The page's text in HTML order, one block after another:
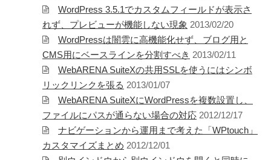
WordPress 3.5.1でカスタムフィールドが表示さ
れず、プレビューが機能しない現象 2013/02/20
WordPressは闇雲に高機能化せず、ブログ用と
CMS用にベースラインを分割すべき 2013/02/11
WebARENA SuiteXの共用SSLを使うにはシンボ
リックリンクを張る 2013/01/07
WebARENA SuiteXにWordPressを複数設置し、
ファイルにパスが通らない場合の対応 2012/12/17
ナビゲーションから運用まで考えた「WPtouch」
カスタマイズまとめ 2012/12/01